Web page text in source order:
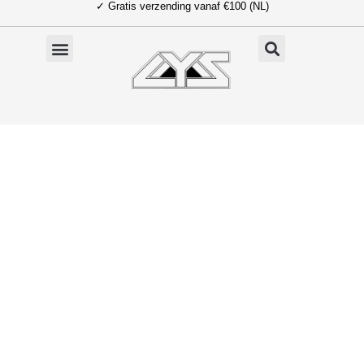
naar
✓ Gratis verzending vanaf €100 (NL)